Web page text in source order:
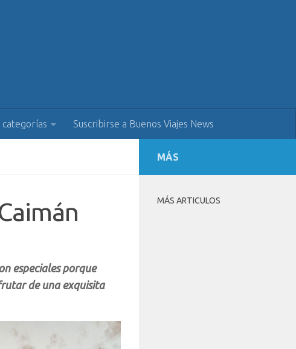
categorías Suscribirse a Buenos Viajes News
especiales porque
de una exquisita
MÁS
MÁS ARTICULOS